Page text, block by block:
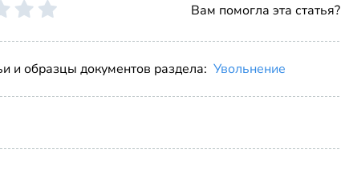
Вам помогла эта статья?
и образцы документов раздела: Увольнение